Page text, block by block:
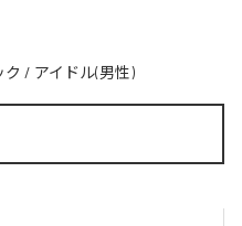
ク / アイドル(男性)